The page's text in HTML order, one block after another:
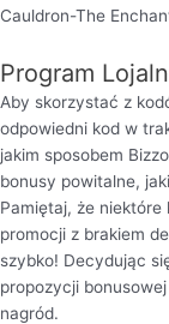
Cauldron-The
Program
Aby skorzystać z
odpowiedni kod w
jakim sposobem
bonusy powitalne,
Pamiętaj, że niektóre
promocji z brakiem
szybko! Decydując
propozycji
nagród.